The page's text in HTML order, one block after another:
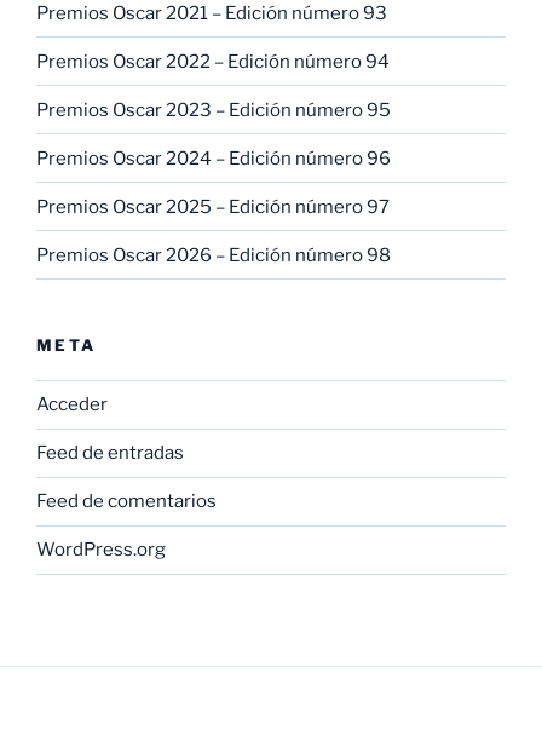
Premios Oscar 2021 – Edición número 93
Premios Oscar 2022 – Edición número 94
Premios Oscar 2023 – Edición número 95
Premios Oscar 2024 – Edición número 96
Premios Oscar 2025 – Edición número 97
Premios Oscar 2026 – Edición número 98
META
Acceder
Feed de entradas
Feed de comentarios
WordPress.org